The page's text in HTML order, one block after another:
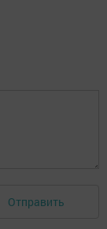
Отправить